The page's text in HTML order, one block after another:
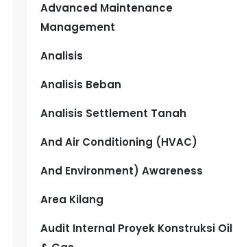
Advanced Maintenance
Management
Analisis
Analisis Beban
Analisis Settlement Tanah
And Air Conditioning (HVAC)
And Environment) Awareness
Area Kilang
Audit Internal Proyek Konstruksi Oil